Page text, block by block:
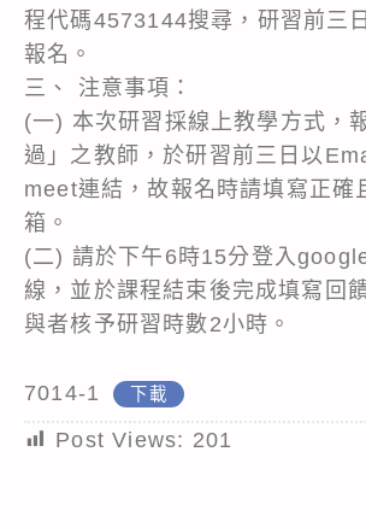
程代碼4573144搜尋，研習前三
報名。
三、 注意事項：
(一) 本次研習採線上教學方式，
過」之教師，於研習前三日以
meet連結，故報名時請填寫正確
箱。
(二) 請於下午6時15分登入
線，並於課程結束後完成填寫回
與者核予研習時數2小時。
7014-1 下載
Post Views: 201